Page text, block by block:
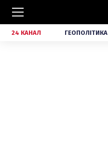
24 КАНАЛ ГЕОПОЛІТИКА